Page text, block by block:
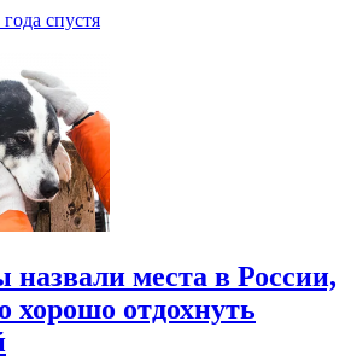
года спустя
назвали места в России,
хорошо отдохнуть